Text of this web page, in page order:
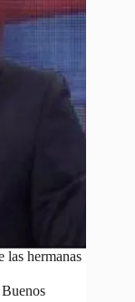
las hermanas